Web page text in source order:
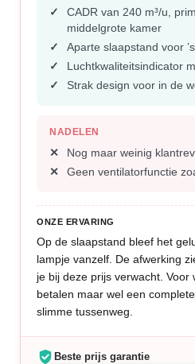
CADR van 240 m³/u,
middelgrote kamer
Aparte slaapstand voor
Luchtkwaliteitsindicator
Strak design voor in de
NADELEN
Nog maar weinig
Geen ventilatorfunctie
ONZE ERVARING
Op de slaapstand bleef het
lampje vanzelf. De afwerking
je bij deze prijs verwacht. Voor
betalen maar wel een
slimme tussenweg.
Beste prijs garantie